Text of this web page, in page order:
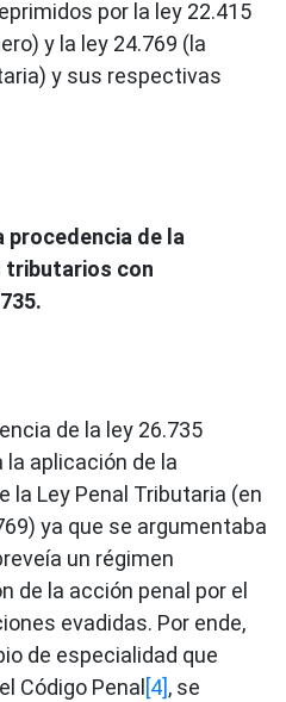
por la ley 22.415
y la ley 24.769 (la
y sus respectivas
procedencia de la
tributarios con
de la ley 26.735
aplicación de la
la Ley Penal Tributaria (en
ya que se argumentaba
un régimen
de la acción penal por el
evadidas. Por ende,
de especialidad que
Código Penal [4], se